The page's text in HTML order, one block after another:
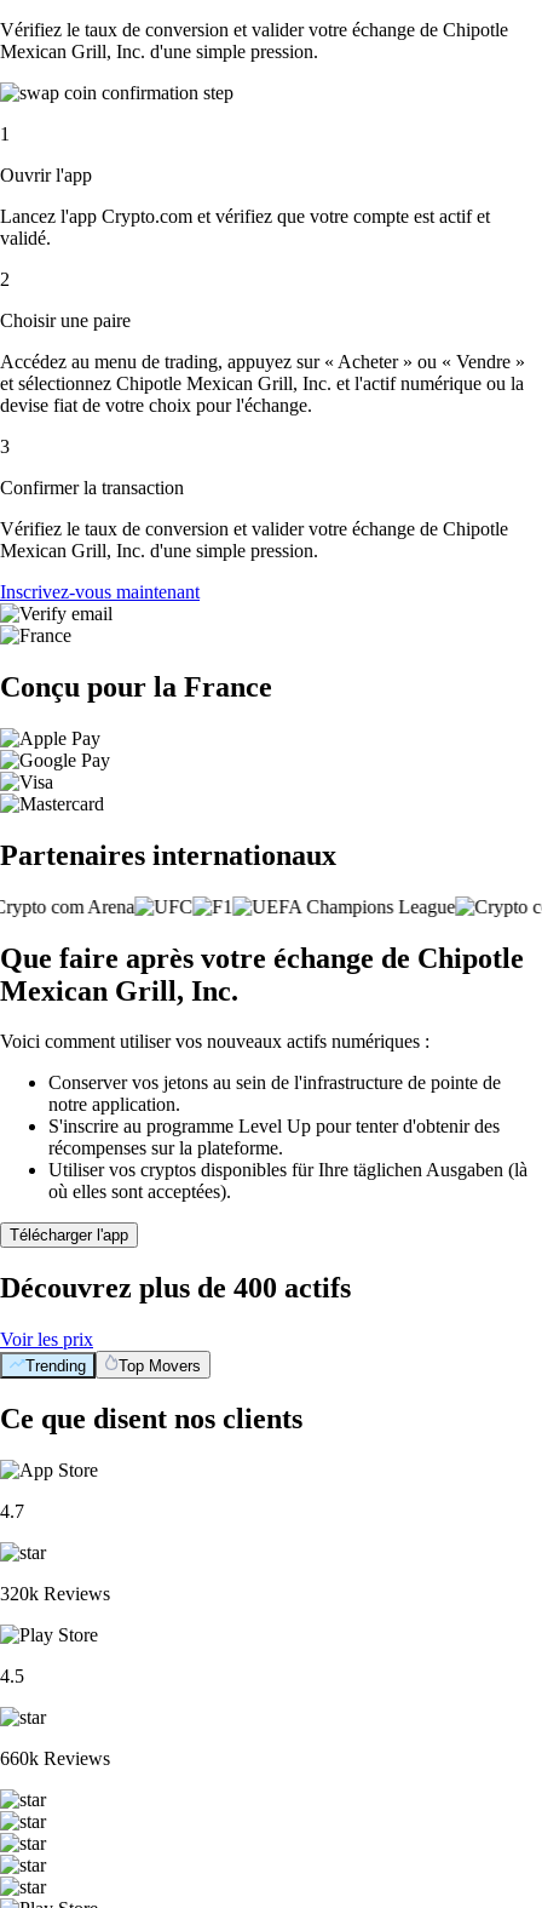
Vérifiez le taux de conversion et valider votre échange de Chipotle
Mexican Grill, Inc. d'une simple pression.
1
Ouvrir l'app
Lancez l'app Crypto.com et vérifiez que votre compte est actif et
validé.
2
Choisir une paire
Accédez au menu de trading, appuyez sur « Acheter » ou « Vendre »
et sélectionnez Chipotle Mexican Grill, Inc. et l'actif numérique ou la
devise fiat de votre choix pour l'échange.
3
Confirmer la transaction
Vérifiez le taux de conversion et valider votre échange de Chipotle
Mexican Grill, Inc. d'une simple pression.
Inscrivez-vous maintenant
Conçu pour la France
Partenaires internationaux
Que faire après votre échange de Chipotle
Mexican Grill, Inc.
Voici comment utiliser vos nouveaux actifs numériques :
Conserver vos jetons au sein de l'infrastructure de pointe de
notre application.
S'inscrire au programme Level Up pour tenter d'obtenir des
récompenses sur la plateforme.
Utiliser vos cryptos disponibles für Ihre täglichen Ausgaben (là
où elles sont acceptées).
Télécharger l'app
Découvrez plus de 400 actifs
Voir les prix
Trending Top Movers
Ce que disent nos clients
4.7
320k Reviews
4.5
660k Reviews